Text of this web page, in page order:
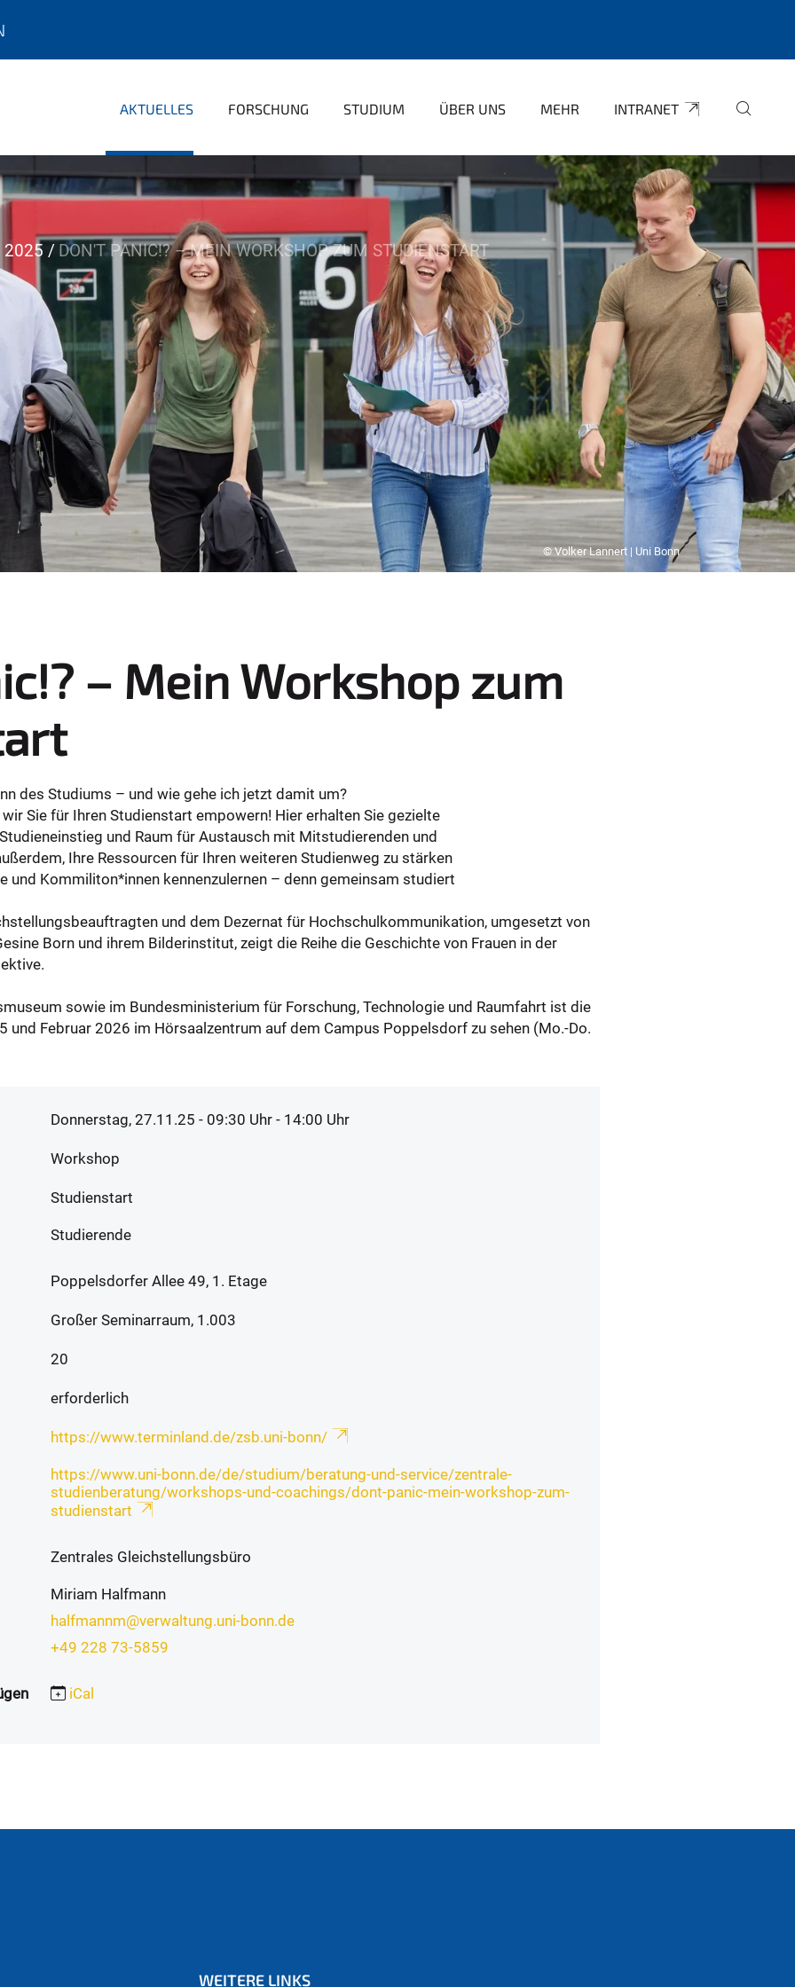
AKTUELLES FORSCHUNG STUDIUM ÜBER UNS MEHR INTRANET
2025 DON'T PANIC!? – MEIN WORKSHOP ZUM STUDIENSTART
© Volker Lannert | Uni Bonn
– Mein Workshop zum
des Studiums – und wie gehe ich jetzt damit um?
Sie für Ihren Studienstart empowern! Hier erhalten Sie gezielte
und Raum für Austausch mit Mitstudierenden und
Ihre Ressourcen für Ihren weiteren Studienweg zu stärken
und Kommiliton*innen kennenzulernen – denn gemeinsam studiert
und dem Dezernat für Hochschulkommunikation, umgesetzt von
Born und ihrem Bilderinstitut, zeigt die Reihe die Geschichte von Frauen in der
sowie im Bundesministerium für Forschung, Technologie und Raumfahrt ist die
und Februar 2026 im Hörsaalzentrum auf dem Campus Poppelsdorf zu sehen (Mo.-Do.
Donnerstag, 27.11.25 - 09:30 Uhr - 14:00 Uhr
Workshop
Studienstart
Studierende
Poppelsdorfer Allee 49, 1. Etage
Großer Seminarraum, 1.003
20
erforderlich
https://www.terminland.de/zsb.uni-bonn/
https://www.uni-bonn.de/de/studium/beratung-und-service/zentrale-
studienberatung/workshops-und-coachings/dont-panic-mein-workshop-zum-
studienstart
Zentrales Gleichstellungsbüro
Miriam Halfmann
halfmannm@verwaltung.uni-bonn.de
+49 228 73-5859
iCal
WEITERE LINKS